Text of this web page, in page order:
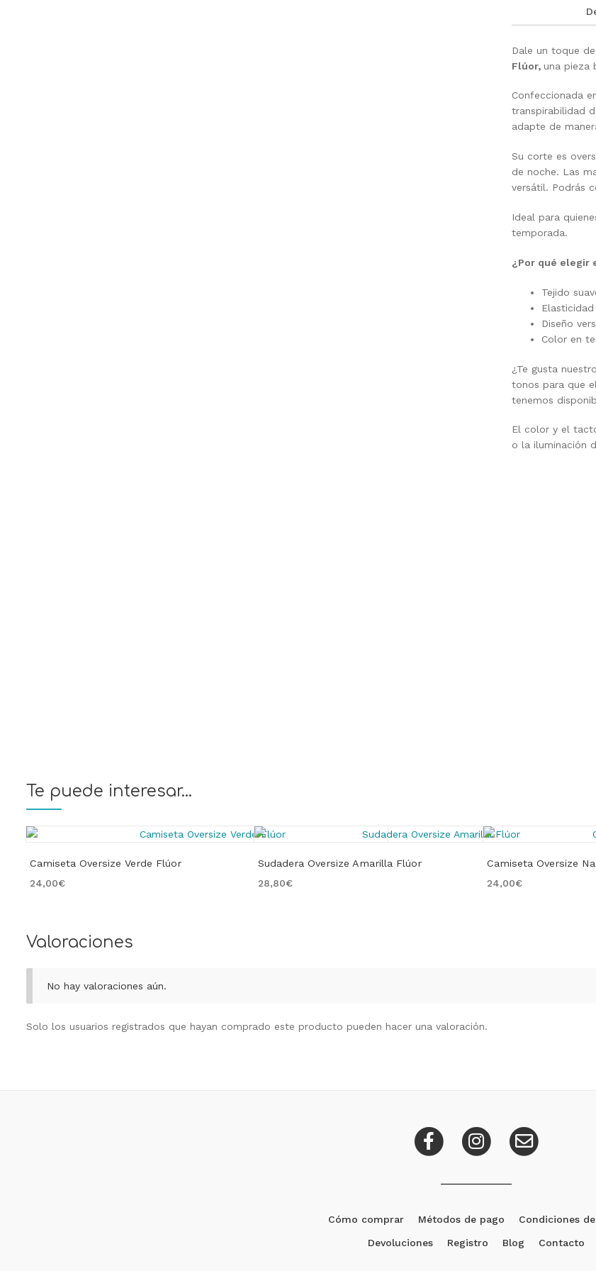
Dale un toque
Flúor, una pieza
Confeccionada
transpirabilidad
adapte de
Su corte es
de noche. Las
versátil. Podrás
Ideal para
temporada.
¿Por qué elegir
Tejido
Diseño
Color en
¿Te gusta
tonos para que
tenemos
El color y el
o la iluminación
Te puede interesar...
Camiseta Oversize Verde Flúor
24,00€
Sudadera Oversize Amarilla Flúor
28,80€
Camiseta Oversize
24,00€
Valoraciones
No hay valoraciones aún.
Solo los usuarios registrados que hayan comprado este producto pueden hacer una valoración.
Cómo comprar Métodos de pago Condiciones
Devoluciones Registro Blog Contacto